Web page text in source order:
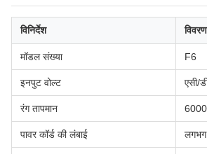
विनिर्देश विवरण
मॉडल संख्या F6
इनपुट वोल्ट एसी/
रंग तापमान
पावर कॉर्ड की लंबाई